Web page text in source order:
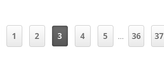
1 2 3 4 5 ... 36 37